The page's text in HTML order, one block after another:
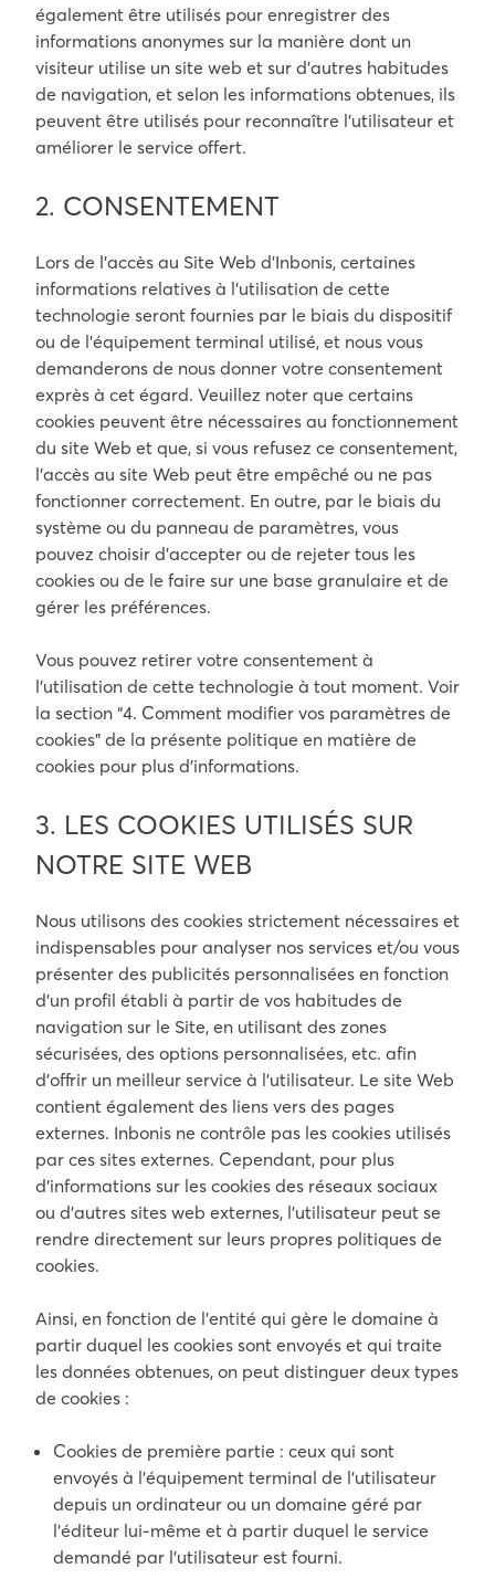
également être utilisés pour enregistrer des
informations anonymes sur la manière dont un
visiteur utilise un site web et sur d’autres habitudes
de navigation, et selon les informations obtenues, ils
peuvent être utilisés pour reconnaître l’utilisateur et
améliorer le service offert.
2. CONSENTEMENT
Lors de l’accès au Site Web d’Inbonis, certaines
informations relatives à l’utilisation de cette
technologie seront fournies par le biais du dispositif
ou de l’équipement terminal utilisé, et nous vous
demanderons de nous donner votre consentement
exprès à cet égard. Veuillez noter que certains
cookies peuvent être nécessaires au fonctionnement
du site Web et que, si vous refusez ce consentement,
l’accès au site Web peut être empêché ou ne pas
fonctionner correctement. En outre, par le biais du
système ou du panneau de paramètres, vous
pouvez choisir d’accepter ou de rejeter tous les
cookies ou de le faire sur une base granulaire et de
gérer les préférences.
Vous pouvez retirer votre consentement à
l’utilisation de cette technologie à tout moment. Voir
la section “4. Comment modifier vos paramètres de
cookies” de la présente politique en matière de
cookies pour plus d’informations.
3. LES COOKIES UTILISÉS SUR
NOTRE SITE WEB
Nous utilisons des cookies strictement nécessaires et
indispensables pour analyser nos services et/ou vous
présenter des publicités personnalisées en fonction
d’un profil établi à partir de vos habitudes de
navigation sur le Site, en utilisant des zones
sécurisées, des options personnalisées, etc. afin
d’offrir un meilleur service à l’utilisateur. Le site Web
contient également des liens vers des pages
externes. Inbonis ne contrôle pas les cookies utilisés
par ces sites externes. Cependant, pour plus
d’informations sur les cookies des réseaux sociaux
ou d’autres sites web externes, l’utilisateur peut se
rendre directement sur leurs propres politiques de
cookies.
Ainsi, en fonction de l’entité qui gère le domaine à
partir duquel les cookies sont envoyés et qui traite
les données obtenues, on peut distinguer deux types
de cookies :
Cookies de première partie : ceux qui sont
envoyés à l’équipement terminal de l’utilisateur
depuis un ordinateur ou un domaine géré par
l’éditeur lui-même et à partir duquel le service
demandé par l’utilisateur est fourni.